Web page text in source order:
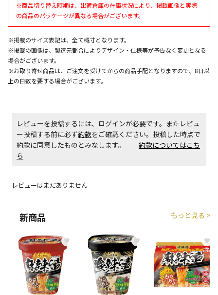
お見積商品です。金額・施工日はお打ち合わせの上、
決定となります。
お見積商品です。金額・施工日はお打ち合わせの上、
決定となります。
商品購入個数ごとに送料がかかる商品です
※商品切り替え時期は、出荷倉庫の在庫状況により、掲載画像と実際
の商品のパッケージが異なる場合がございます。
※掲載のサイズ表記は、全て概寸となります。
※掲載の画像は、製造元都合によりデザイン・仕様等が予告なく変更となる
場合がございます。
※お取り寄せ商品は、ご注文を受けてからの商品手配となりますので、8日以
上の日数を要する場合がございます。
レビューを投稿するには、ログインが必要です。またレビュ
ー投稿する前に必ず約款をご確認ください。投稿した時点で
約款に同意したものとみなします。 約款についてはこち
ら
レビューはまだありません
新商品 もっと見る >
♥ ♥ ♥